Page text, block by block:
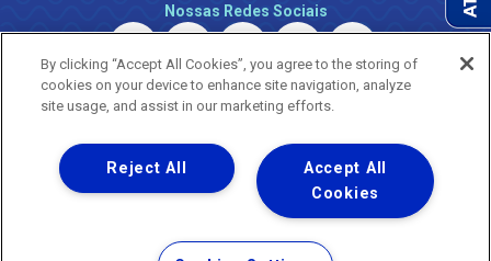
Nossas Redes Sociais
Copyright © 2026 - Todos os Direitos Reservados.
Nossa natureza movimenta a vida
Termos Gerais de Uso de Sites e Aplicativos
By clicking “Accept All Cookies”, you agree to the storing of
cookies on your device to enhance site navigation, analyze
site usage, and assist in our marketing efforts.
Accept All
Cookies
Reject All